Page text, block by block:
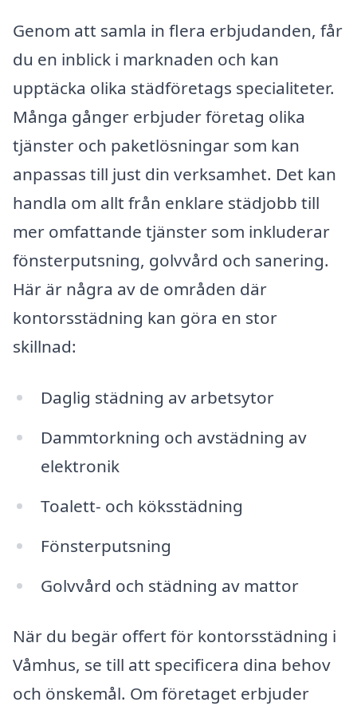
Genom att samla in flera erbjudanden, får
du en inblick i marknaden och kan
upptäcka olika städföretags specialiteter.
Många gånger erbjuder företag olika
tjänster och paketlösningar som kan
anpassas till just din verksamhet. Det kan
handla om allt från enklare städjobb till
mer omfattande tjänster som inkluderar
fönsterputsning, golvvård och sanering.
Här är några av de områden där
kontorsstädning kan göra en stor
skillnad:
Daglig städning av arbetsytor
Dammtorkning och avstädning av
elektronik
Toalett- och köksstädning
Fönsterputsning
Golvvård och städning av mattor
När du begär offert för kontorsstädning i
Våmhus, se till att specificera dina behov
och önskemål. Om företaget erbjuder